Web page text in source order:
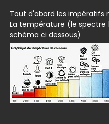
Tout d'abord les impératifs
La température (le spectre
schéma ci dessous)